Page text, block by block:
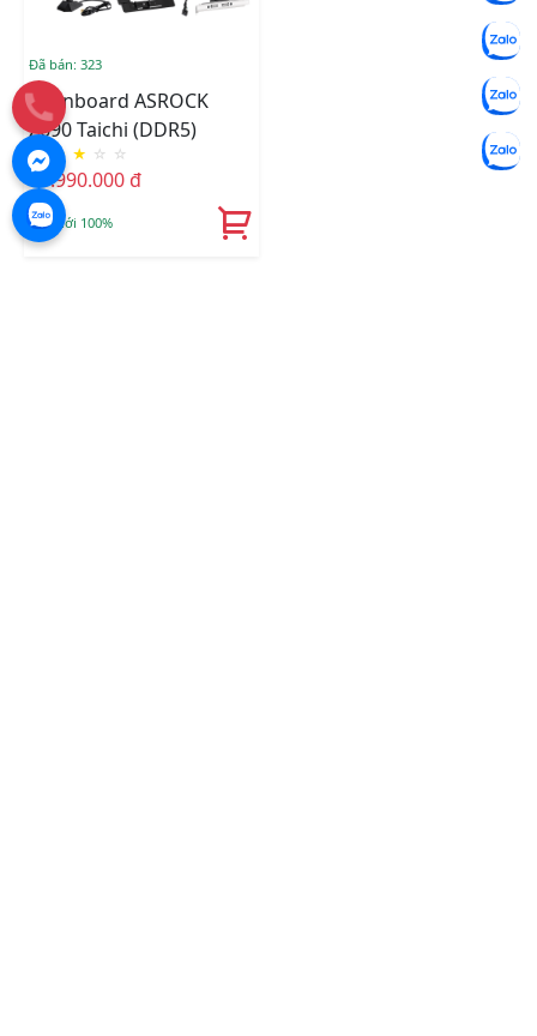
Đã bán: 323
Mainboard ASROCK
Z690 Taichi (DDR5)
★ ★ ★ ☆ ☆
15.990.000 đ
Mới 100%